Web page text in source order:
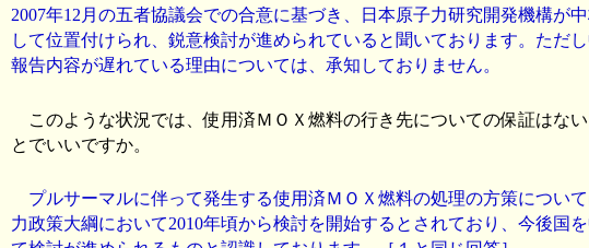
2007年12月の五者協議会での合意に基づき、日本原子力研究開発機構が
して位置付けられ、鋭意検討が進められていると聞いております。ただ
報告内容が遅れている理由については、承知しておりません。
このような状況では、使用済ＭＯＸ燃料の行き先についての保証はない
とでいいですか。
プルサーマルに伴って発生する使用済ＭＯＸ燃料の処理の方策につい
力政策大綱において2010年頃から検討を開始するとされており、今後国